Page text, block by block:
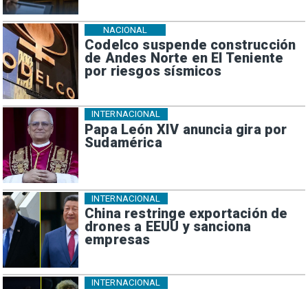
Codelco suspende construcción
de Andes Norte en El Teniente
por riesgos sísmicos
NACIONAL
Papa León XIV anuncia gira por
Sudamérica
INTERNACIONAL
China restringe exportación de
drones a EEUU y sanciona
empresas
INTERNACIONAL
INTERNACIONAL